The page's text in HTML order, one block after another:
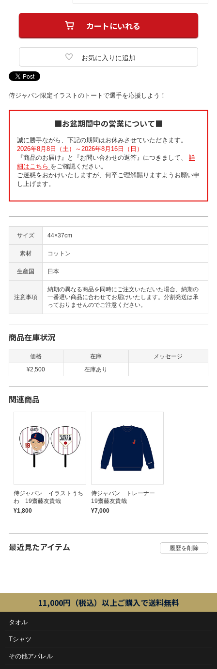
侍ジャパン限定イラストのトートで選手を応援しよう！
■お盆期間中の営業について■
誠に勝手ながら、下記の期間はお休みさせていただきます。
2026年8月8日（土）～2026年8月16日（日）
『商品のお届け』と『お問い合わせの返答』につきまして、 詳
細はこちら をご確認ください。
ご迷惑をおかけいたしますが、何卒ご理解賜りますようお願い申
し上げます。
サイズ 44×37cm
素材 コットン
生産国 日本
注意事項
納期の異なる商品を同時にご注文いただいた場合、納期の
一番遅い商品に合わせてお届けいたします。分割発送は承
っておりませんのでご注意ください。
商品在庫状況
価格 在庫
メッセージ
¥2,500
在庫あり
関連商品
侍ジャパン イラストうち
わ 19齋藤友貴哉
¥1,800
侍ジャパン トレーナー
19齋藤友貴哉
¥7,000
最近見たアイテム
11,000円（税込）以上ご購入で送料無料
タオル
Tシャツ
その他アパレル